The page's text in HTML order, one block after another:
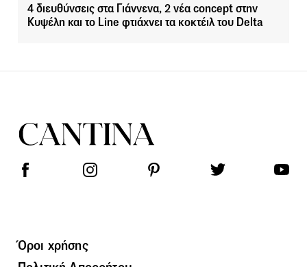
4 διευθύνσεις στα Γιάννενα, 2 νέα concept στην
Κυψέλη και το Line φτιάχνει τα κοκτέιλ του Delta
Όροι χρήσης